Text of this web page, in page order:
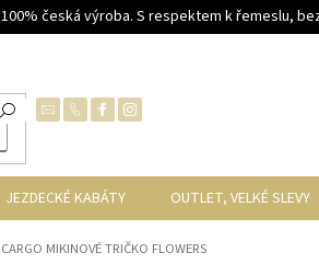
100% česká výroba. S respektem k řemeslu,
JEZDECKÉ KABÁTY OUTLET, VELKÉ SLEVY
CARGO MIKINOVÉ TRIČKO FLOWERS